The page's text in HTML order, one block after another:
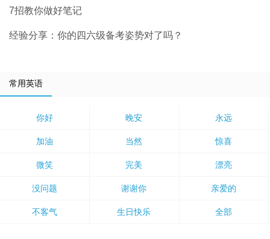
7招教你做好笔记
经验分享：你的四六级备考姿势对了吗？
常用英语
你好 晚安 永远
加油 当然 惊喜
微笑 完美 漂亮
没问题 谢谢你 亲爱的
不客气 生日快乐 全部